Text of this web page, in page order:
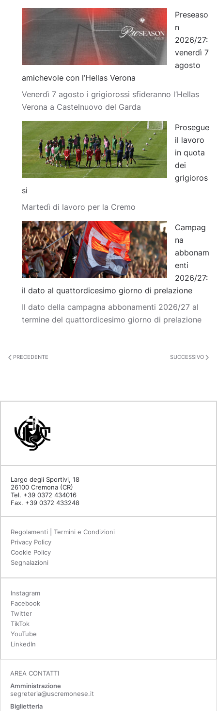
Preseaso
n
2026/27:
venerdì 7
agosto
amichevole con l’Hellas Verona
Venerdì 7 agosto i grigiorossi sfideranno l’Hellas
Verona a Castelnuovo del Garda
Prosegue
il lavoro
in quota
dei
grigioros
si
Martedì di lavoro per la Cremo
Campag
na
abbonam
enti
2026/27:
il dato al quattordicesimo giorno di prelazione
Il dato della campagna abbonamenti 2026/27 al
termine del quattordicesimo giorno di prelazione
PRECEDENTE SUCCESSIVO
Largo degli Sportivi, 18
26100 Cremona (CR)
Tel. +39 0372 434016
Fax. +39 0372 433248
Regolamenti | Termini e Condizioni
Privacy Policy
Cookie Policy
Segnalazioni
Instagram
Facebook
Twitter
TikTok
YouTube
LinkedIn
AREA CONTATTI
Amministrazione
segreteria@uscremonese.it
Biglietteria